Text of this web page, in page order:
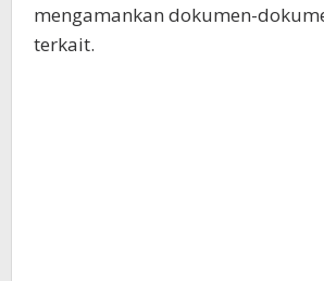
mengamankan dokumen-
terkait.